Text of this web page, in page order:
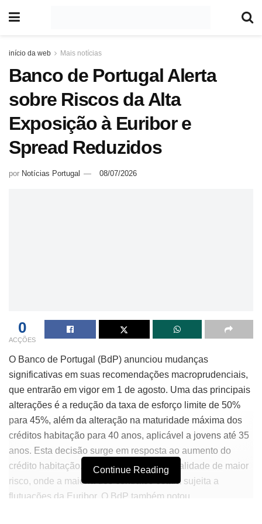
início da web Mais notícias
Banco de Portugal Alerta
sobre Riscos da Alta
Exposição à Euribor e
Spread Reduzidos
por Notícias Portugal 08/07/2026
0
ACÇÕES
O Banco de Portugal (BdP) anunciou mudanças
significativas em suas recomendações macroprudenciais,
que entrarão em vigor em 1 de agosto. Uma das principais
alterações é a redução da taxa de esforço limite de 50%
para 45%, além da alteração na maturidade máxima dos
créditos habitação para 40 anos, aplicável a jovens até 35
anos. Esta decisão surge em resposta ao aumento do
crédito habitação, especialmente na modalidade de maior
risco, onde a maioria dos contratos estará sujeita a
flutuações da Euribor. O BdP também notou
Continue Reading